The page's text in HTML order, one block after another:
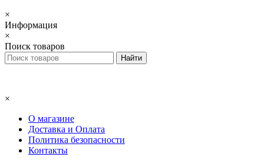
×
Информация
×
Поиск товаров
×
О магазине
Доставка и Оплата
Политика безопасности
Контакты